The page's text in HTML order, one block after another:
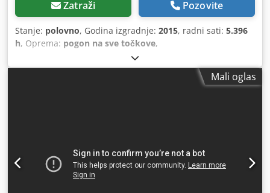
Zatraži Pozovite
Stanje: polovno, Godina izgradnje: 2015, radni sati: 5.396
h, Oprema: pogon na sve točkove,
Mali oglas